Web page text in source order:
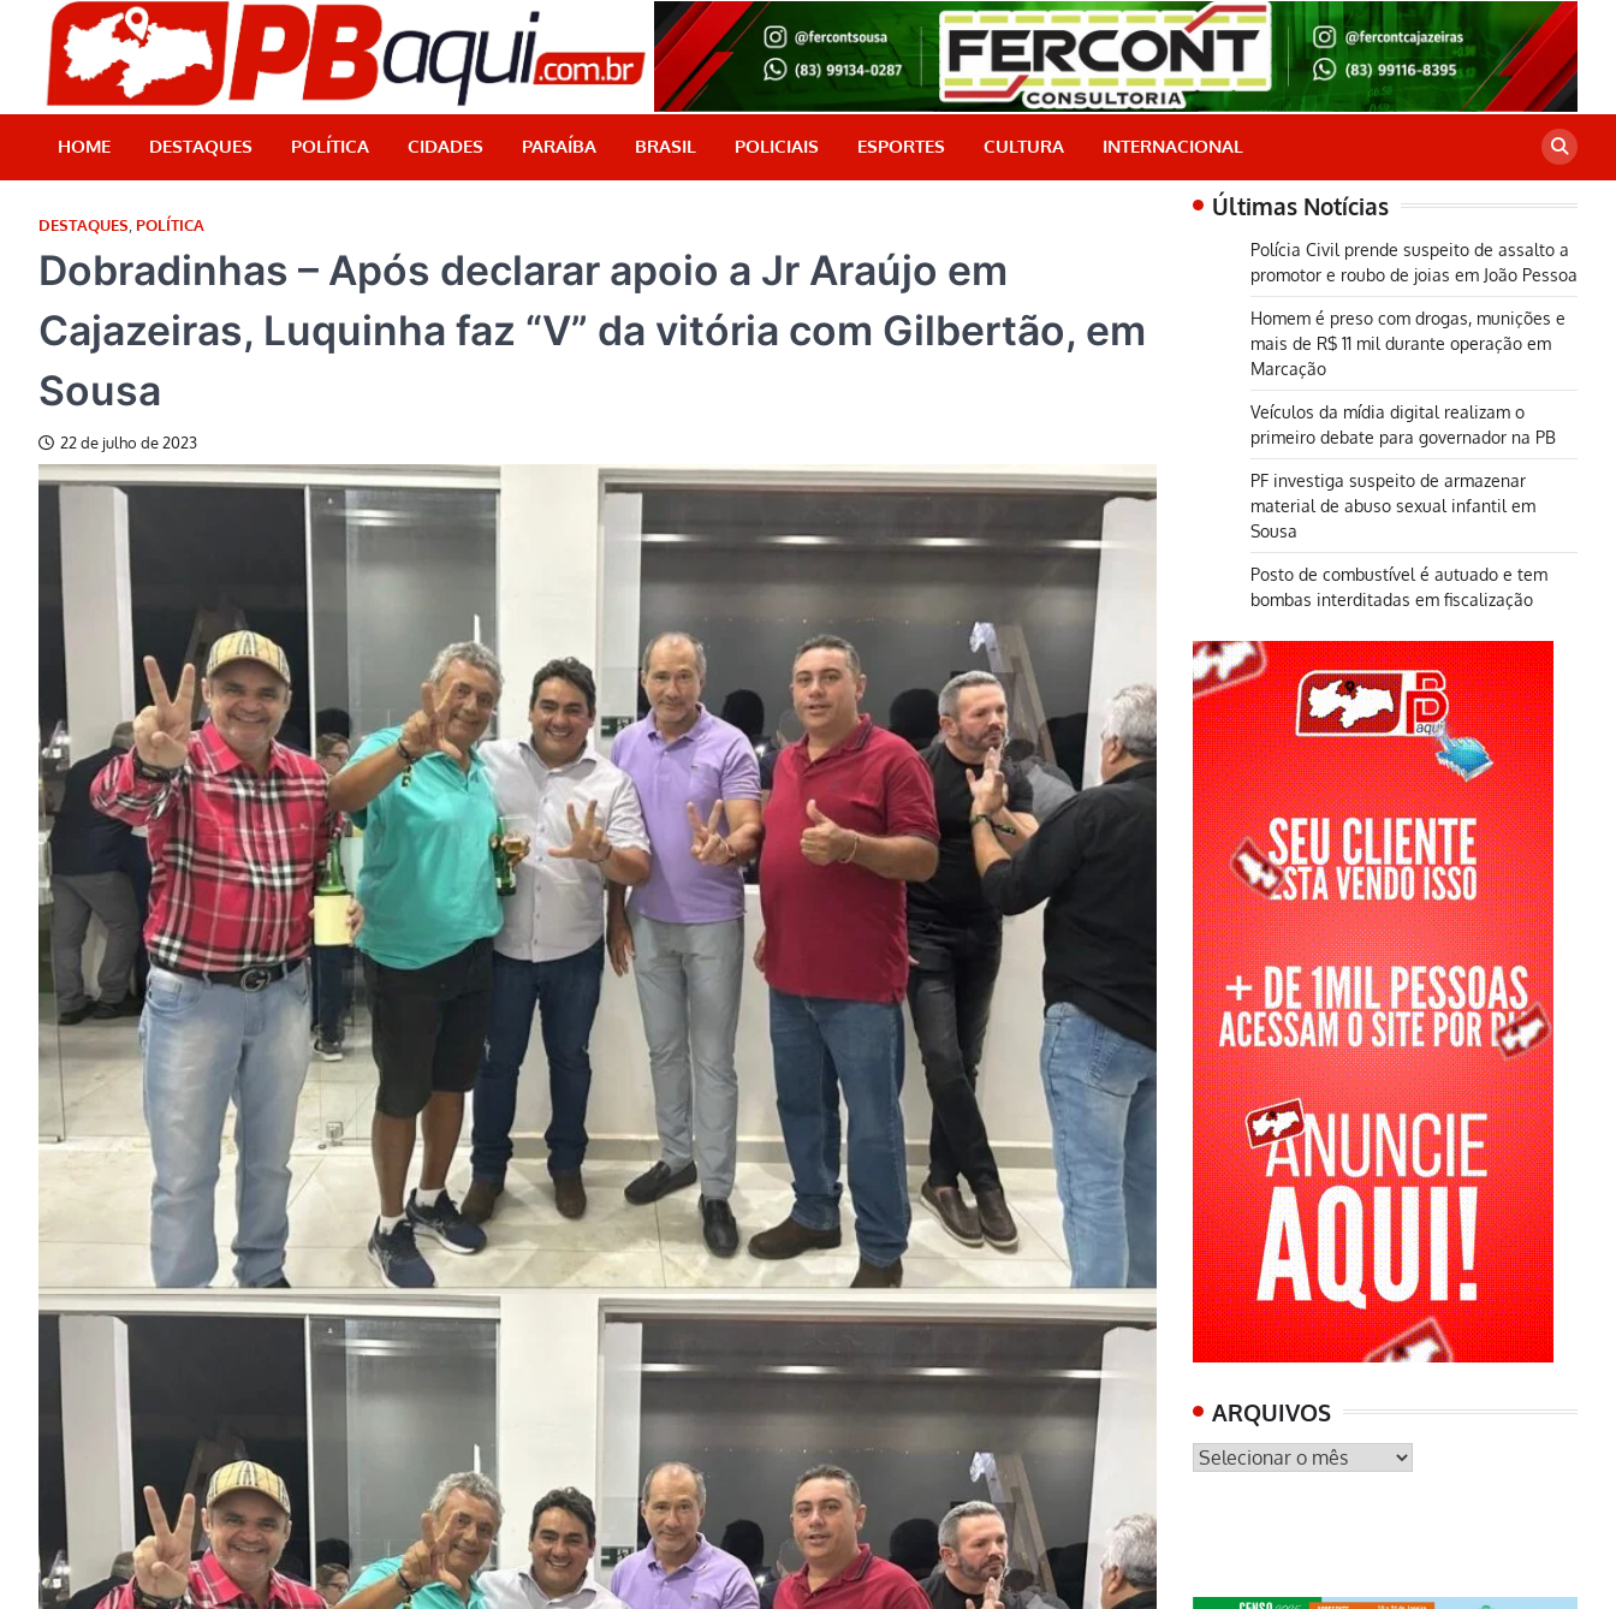
content
PB Aqui
Jornalismo com credibilidade, é aqui!
HOME DESTAQUES POLÍTICA CIDADES PARAÍBA BRASIL POLICIAIS ESPORTES CULTURA INTERNACIONAL
DESTAQUES POLÍTICA
Dobradinhas – Após declarar apoio a Jr Araújo em
Cajazeiras, Luquinha faz “V” da vitória com Gilbertão, em
Sousa
22 de julho de 2023
Últimas Notícias
Polícia Civil prende suspeito de assalto a
promotor e roubo de joias em João Pessoa
Homem é preso com drogas, munições e
mais de R$ 11 mil durante operação em
Marcação
Veículos da mídia digital realizam o
primeiro debate para governador na PB
PF investiga suspeito de armazenar
material de abuso sexual infantil em
Sousa
Posto de combustível é autuado e tem
bombas interditadas em fiscalização
ARQUIVOS
ARQUIVOS